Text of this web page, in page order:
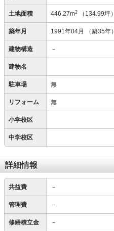
土地面積 446.27m2 （134.99坪）
築年月 1991年04月 （築35年）
建物構造 －
建物名
駐車場 無
リフォーム 無
小学校区
中学校区
詳細情報
共益費 －
管理費 －
修繕積立金 －